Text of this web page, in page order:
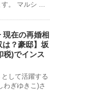
。 マルシ ...
現在の再婚相
？豪邸】坂
税)でインス
して活躍する
わぎゆきこ)さ